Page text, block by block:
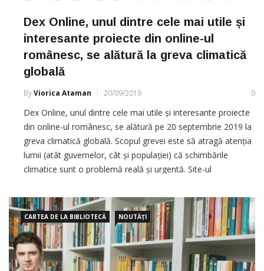
Dex Online, unul dintre cele mai utile și
interesante proiecte din online-ul
românesc, se alătură la greva climatică
globală
ByViorica Ataman 20/09/2019 0
Dex Online, unul dintre cele mai utile și interesante proiecte
din online-ul românesc, se alătură pe 20 septembrie 2019 la
greva climatică globală. Scopul grevei este să atragă atenția
lumii (atât guvernelor, cât și populației) că schimbările
climatice sunt o problemă reală și urgentă. Site-ul
ora 00:00. […]
CARTEA DE LA BIBLIOTECĂ NOUTĂȚI